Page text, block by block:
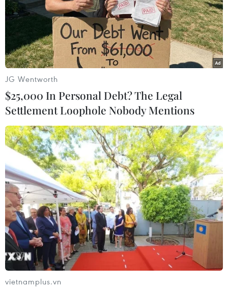
Thể loại tranh cỡ lớn được các chuyên gia đánh giá là căn cứ
để thế hệ sau hình dung ra ký ức Hà Nội mỗi thời kỳ. (Ảnh: Lâm
Khánh/TTXVN)
JG Wentworth
$25,000 In Personal Debt? The Legal
Settlement Loophole Nobody Mentions
vietnamplus.vn